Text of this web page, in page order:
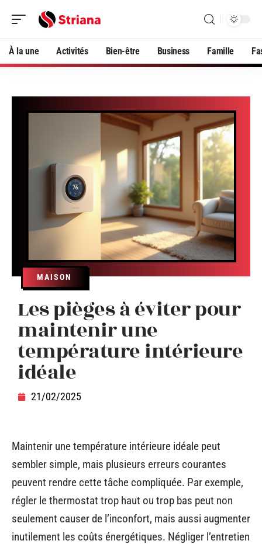
À la une Activités Bien-être Business Famille
MAISON
Les pièges à éviter pour
maintenir une
température intérieure
idéale
21/02/2025
Maintenir une température intérieure idéale peut
sembler simple, mais plusieurs erreurs courantes
peuvent rendre cette tâche compliquée. Par exemple,
régler le thermostat trop haut ou trop bas peut non
seulement causer de l’inconfort, mais aussi augmenter
inutilement les coûts énergétiques. Négliger l’entretien